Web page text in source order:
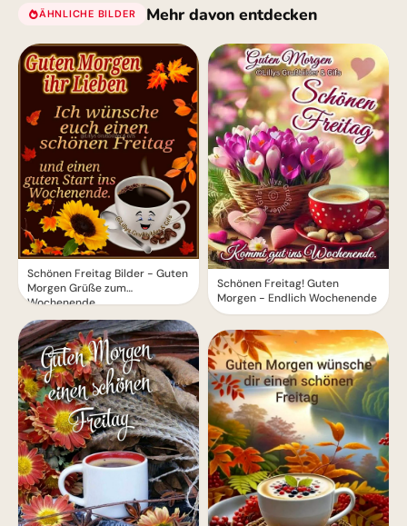
ÄHNLICHE BILDER Mehr davon entdecken
Schönen Freitag Bilder - Guten
Morgen Grüße zum
Wochenende
Schönen Freitag! Guten
Morgen - Endlich Wochenende